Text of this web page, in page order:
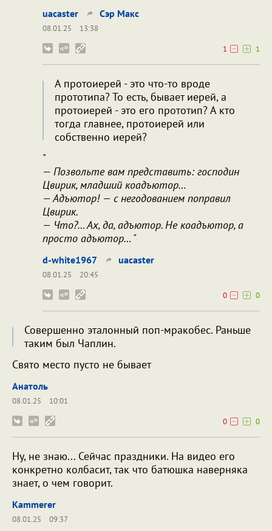
uacaster Сэр Макс
08.01.25
13:38
1
1
А протоиерей - это что-то вроде
прототипа? То есть, бывает иерей, а
протоиерей - это его прототип? А кто
тогда главнее, протоиерей или
собственно иерей?
"
— Позвольте вам представить: господин
Цвирик, младший коадъютор…
— Адъютор! — с негодованием поправил
Цвирик.
— Что?… Ах, да, адъютор. Не коадъютор, а
просто адъютор… "
d-white1967 uacaster
08.01.25
20:45
0
0
Совершенно эталонный поп-мракобес. Раньше
таким был Чаплин.
Свято место пусто не бывает
Анатоль
08.01.25
10:01
0
0
Ну, не знаю... Сейчас праздники. На видео его
конкретно колбасит, так что батюшка наверняка
знает, о чем говорит.
Kammerer
08.01.25 09:37